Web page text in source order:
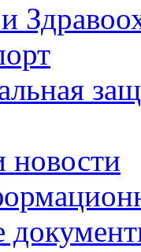
новости